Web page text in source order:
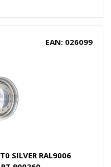
EAN: 026099
SILVER RAL9006